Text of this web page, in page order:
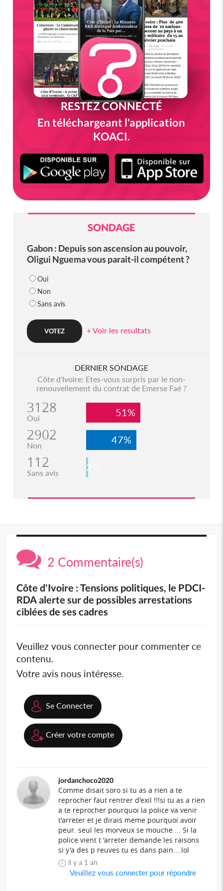
RESTEZ CONNECTÉ
En téléchargeant l'application
KOACI.
SONDAGE
Gabon : Depuis son ascension au pouvoir,
Oligui Nguema vous parait-il compétent ?
Oui
Non
Sans avis
+ Voir les resultats
DERNIER SONDAGE
Côte d'Ivoire: Etes-vous surpris par le non-
renouvellement du contrat de Emerse Faé ?
3128
Oui 51%
2902
Non 47%
112
Sans avis 2%
2 Commentaire(s)
Côte d'Ivoire : Tensions politiques, le PDCI-
RDA alerte sur de possibles arrestations
ciblées de ses cadres
Veuillez vous connecter pour commenter ce
contenu.
Votre avis nous intéresse.
Se Connecter
Créer votre compte
jordanchoco2020
Comme disait soro si tu as a rien a te
reprocher faut rentrer d'exil !!!si tu as a rien
a te reprocher pourquoi la police va venir
t'arreter et je dirais meme pourquoi avoir
peur. seul les morveux se mouche ... Si la
police vient t 'arreter demande les raisons
si y'a des p reuves tu es dans pain....lol
il y a 1 an
Veuillez vous connecter pour répondre